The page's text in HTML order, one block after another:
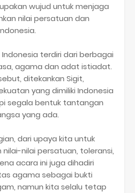
wujud untuk menjaga
nilai persatuan dan
terdiri dari berbagai
agama dan adat istiadat.
ditekankan Sigit,
yang dimiliki Indonesia
segala bentuk tantangan
yang ada.
dari upaya kita untuk
nilai persatuan, toleransi,
acara ini juga dihadiri
agama sebagai bukti
namun kita selalu tetap